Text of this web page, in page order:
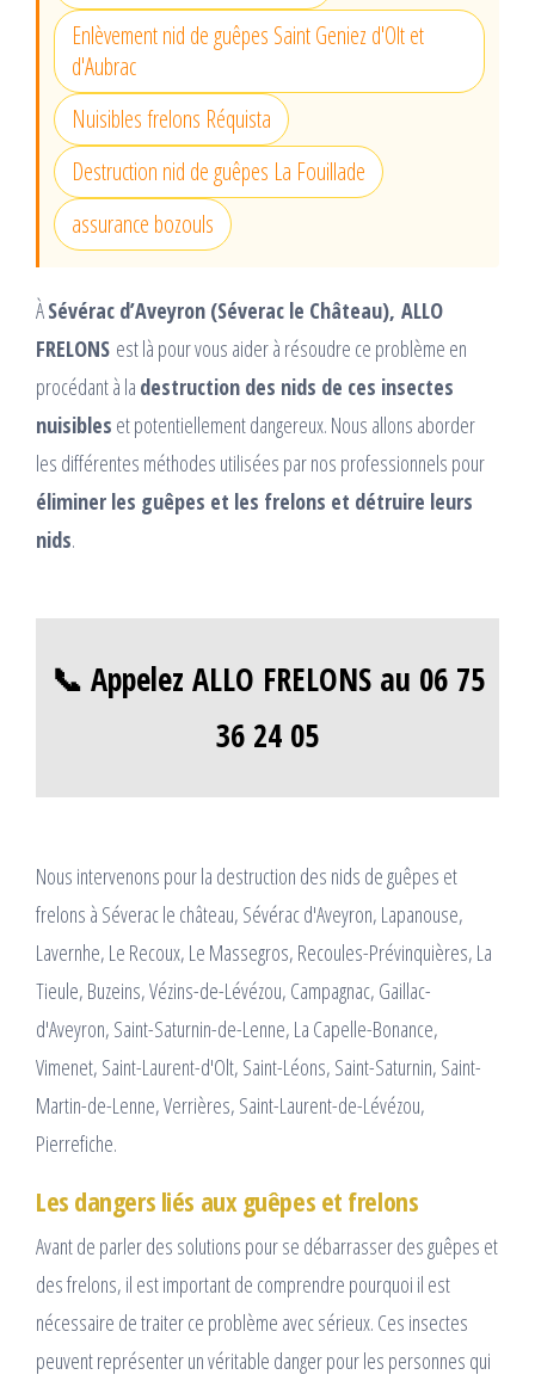
Enlèvement nid de guêpes Saint Geniez d'Olt et
d'Aubrac
Nuisibles frelons Réquista
Destruction nid de guêpes La Fouillade
assurance bozouls
ÀSévérac d’Aveyron (Séverac le Château), ALLO
FRELONS est là pour vous aider à résoudre ce problème en
procédant à la destruction des nids de ces insectes
nuisibles et potentiellement dangereux. Nous allons aborder
les différentes méthodes utilisées par nos professionnels pour
éliminer les guêpes et les frelons et détruire leurs
nids.
📞 Appelez ALLO FRELONS au 06 75
36 24 05
Nous intervenons pour la destruction des nids de guêpes et
frelons à Séverac le château, Sévérac d'Aveyron, Lapanouse,
Lavernhe, Le Recoux, Le Massegros, Recoules-Prévinquières, La
Tieule, Buzeins, Vézins-de-Lévézou, Campagnac, Gaillac-
d'Aveyron, Saint-Saturnin-de-Lenne, La Capelle-Bonance,
Vimenet, Saint-Laurent-d'Olt, Saint-Léons, Saint-Saturnin, Saint-
Martin-de-Lenne, Verrières, Saint-Laurent-de-Lévézou,
Pierrefiche.
Les dangers liés aux guêpes et frelons
Avant de parler des solutions pour se débarrasser des guêpes et
des frelons, il est important de comprendre pourquoi il est
nécessaire de traiter ce problème avec sérieux. Ces insectes
peuvent représenter un véritable danger pour les personnes qui